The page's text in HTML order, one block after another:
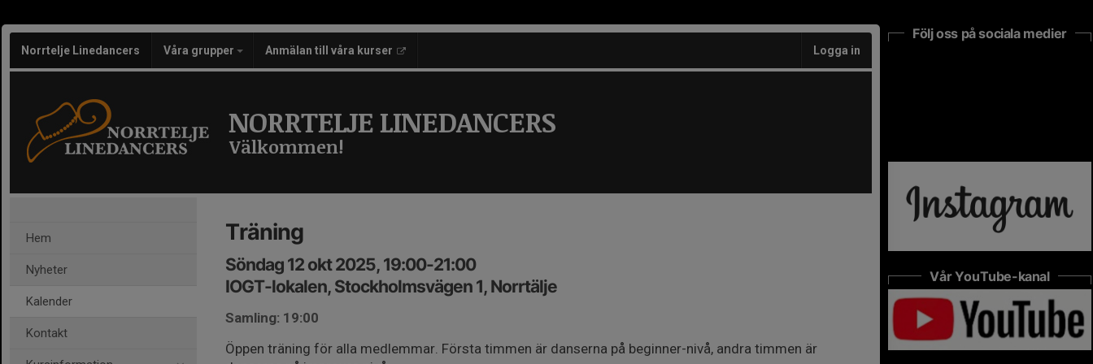
Norrtelje Linedancers Våra grupper Anmälan till våra kurser Logga in
NORRTELJE LINEDANCERS
Välkommen!
Hem
Nyheter
Kalender
Kontakt
Träning
Söndag 12 okt 2025, 19:00-21:00
IOGT-lokalen, Stockholmsvägen 1, Norrtälje
Samling: 19:00
Öppen träning för alla medlemmar. Första timmen är danserna på beginner-nivå, andra timmen är
Följ oss på sociala medier
Vår YouTube-kanal